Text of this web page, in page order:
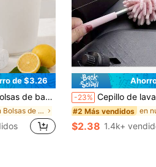
de $3.26
a limón, 8 rollos de bolsas de basura desechables para cocina y baño.
en Bolsas de basura
-23% Cepillo de lavado de coche extensible, material de microfibra suave, color
#2 Más vendidos
$2.38 1.4k+